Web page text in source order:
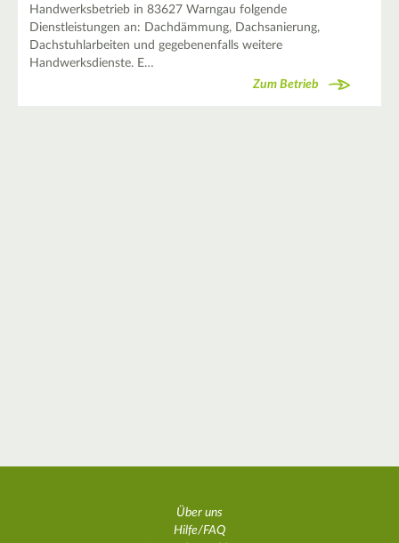
Handwerksbetrieb in 83627 Warngau folgende
Dienstleistungen an: Dachdämmung, Dachsanierung,
Dachstuhlarbeiten und gegebenenfalls weitere
Handwerksdienste. E…
Zum Betrieb
Über uns
Hilfe/FAQ